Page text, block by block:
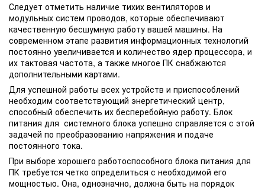
Следует отметить наличие тихих вентиляторов и
модульных систем проводов, которые обеспечивают
качественную бесшумную работу вашей машины. На
современном этапе развития информационных технологий
постоянно увеличивается и количество ядер процессора, и
их тактовая частота, а также многое ПК снабжаются
дополнительными картами.
Для успешной работы всех устройств и приспособлений
необходим соответствующий энергетический центр,
способный обеспечить их бесперебойную работу. Блок
питания для системного блока успешно справляется с этой
задачей по преобразованию напряжения и подаче
постоянного тока.
При выборе хорошего работоспособного блока питания для
ПК требуется четко определиться с необходимой его
мощностью. Она, однозначно, должна быть на порядок